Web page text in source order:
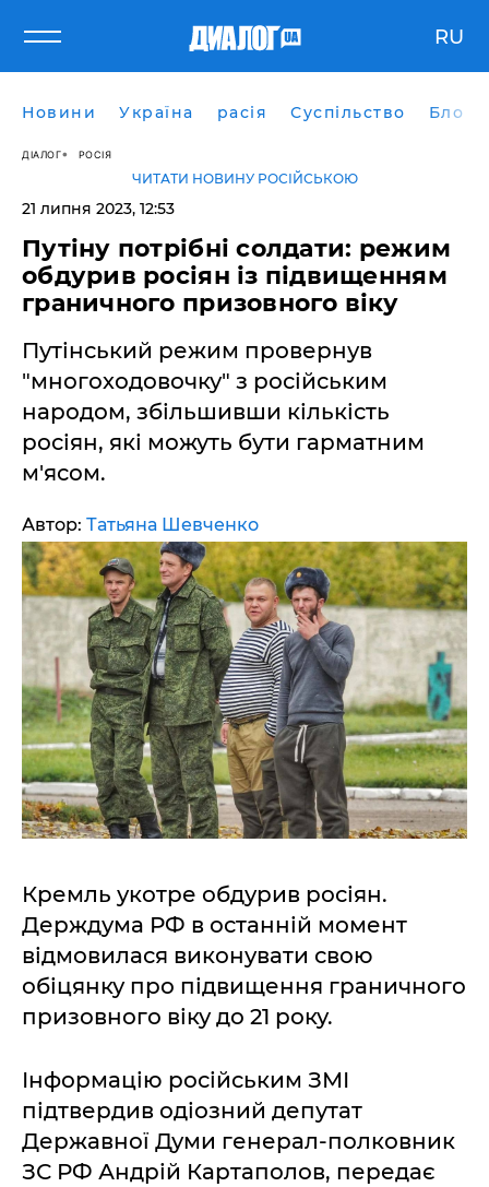
RU
Новини Україна расія Суспільство Блоги
ДІАЛОГ РОСІЯ
ЧИТАТИ НОВИНУ РОСІЙСЬКОЮ
21 липня 2023, 12:53
Путіну потрібні солдати: режим
обдурив росіян із підвищенням
граничного призовного віку
Путінський режим провернув
"многоходовочку" з російським
народом, збільшивши кількість
росіян, які можуть бути гарматним
м'ясом.
Автор: Татьяна Шевченко
Кремль укотре обдурив росіян.
Держдума РФ в останній момент
відмовилася виконувати свою
обіцянку про підвищення граничного
призовного віку до 21 року.
Інформацію російським ЗМІ
підтвердив одіозний депутат
Державної Думи генерал-полковник
ЗС РФ Андрій Картаполов, передає